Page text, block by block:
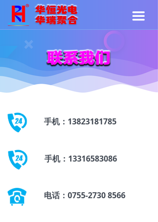
끀
手机：13823181785
电话：0755-2730 8566
手机：13316583086